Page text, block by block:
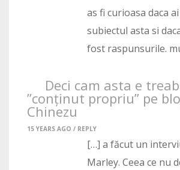
as fi curioasa daca
subiectul asta si
fost raspunsurile.
Deci cam asta e
”conținut propriu” pe
Chinezu
15 YEARS AGO / REPLY
[…] a făcut un
Marley. Ceea ce nu